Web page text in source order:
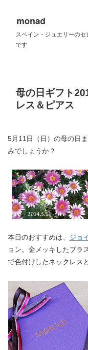
monad
スペイン・ジュエリーの
です
母の日ギフト
レス＆ピアス
5月11日（日）の母の日
みでしょうか？
本日のおすすめは、 ジョ
ョン。金メッキしたブラ
で色付けしたネックレス